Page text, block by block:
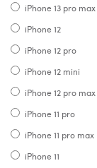
iPhone 13 pro max
iPhone 12
iPhone 12 pro
iPhone 12 mini
iPhone 12 pro max
iPhone 11 pro
iPhone 11 pro max
iPhone 11